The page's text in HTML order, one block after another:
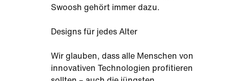
Swoosh gehört immer dazu.
Designs für jedes Alter
Wir glauben, dass alle Menschen von
innovativen Technologien profitieren